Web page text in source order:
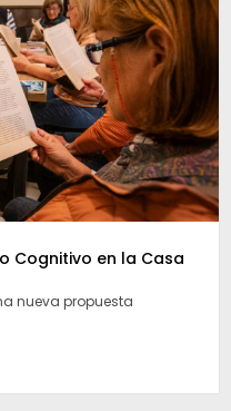
Cognitivo en la Casa
nueva propuesta